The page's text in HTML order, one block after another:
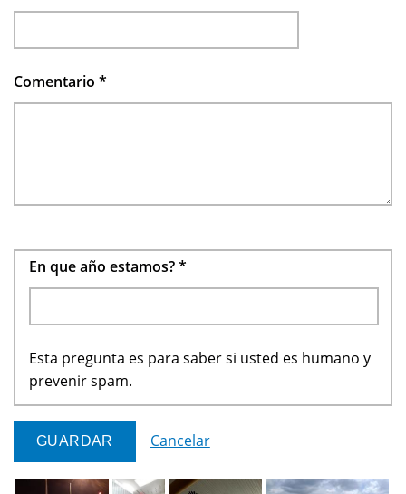
Comentario *
En que año estamos?*
Esta pregunta es para saber si usted es humano y
prevenir spam.
Cancelar